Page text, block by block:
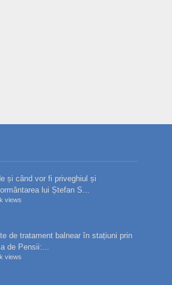
și când vor fi priveghiul și
lui Ștefan S...
views
de tratament balnear în stațiuni prin
de Pensii:...
views